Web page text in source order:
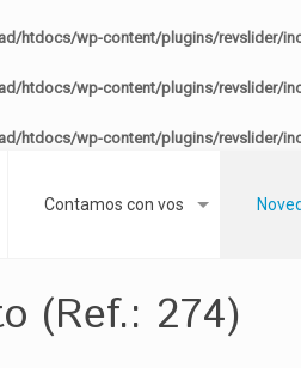
htdocs/wp-content/plugins/revslider/
htdocs/wp-content/plugins/revslider/
htdocs/wp-content/plugins/revslider/
Contamos con vos
(Ref.: 274)